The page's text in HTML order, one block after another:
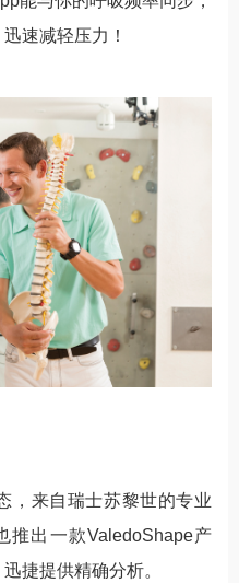
速减轻压力！
，来自瑞士苏黎世的专业
推出一款ValedoShape产
捷提供精确分析。